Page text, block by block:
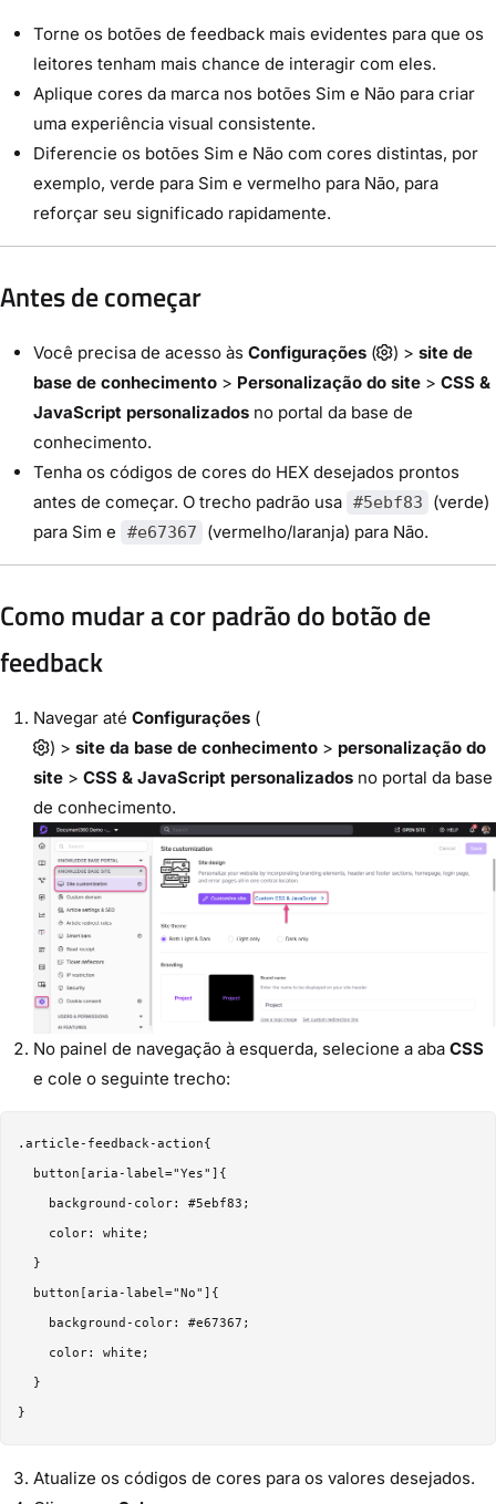
Torne os botões de feedback mais evidentes para que os
leitores tenham mais chance de interagir com eles.
Aplique cores da marca nos botões Sim e Não para criar
uma experiência visual consistente.
Diferencie os botões Sim e Não com cores distintas, por
exemplo, verde para Sim e vermelho para Não, para
reforçar seu significado rapidamente.
Antes de começar
Você precisa de acesso às Configurações ( ) > site de
base de conhecimento > Personalização do site > CSS &
JavaScript personalizados no portal da base de
conhecimento.
Tenha os códigos de cores do HEX desejados prontos
antes de começar. O trecho padrão usa #5ebf83
(verde)
para Sim e
#e67367 (vermelho/laranja) para Não.
Como mudar a cor padrão do botão de
feedback
Navegar até Configurações (
) > site da base de conhecimento > personalização do
site > CSS & JavaScript personalizados no portal da base
de conhecimento.
No painel de navegação à esquerda, selecione a aba CSS
e cole o seguinte trecho:
.article-feedback-action{
button[aria-label="Yes"]{
background-color: #5ebf83;
color: white;
}
button[aria-label="No"]{
background-color: #e67367;
color: white;
}
Atualize os códigos de cores para os valores desejados.